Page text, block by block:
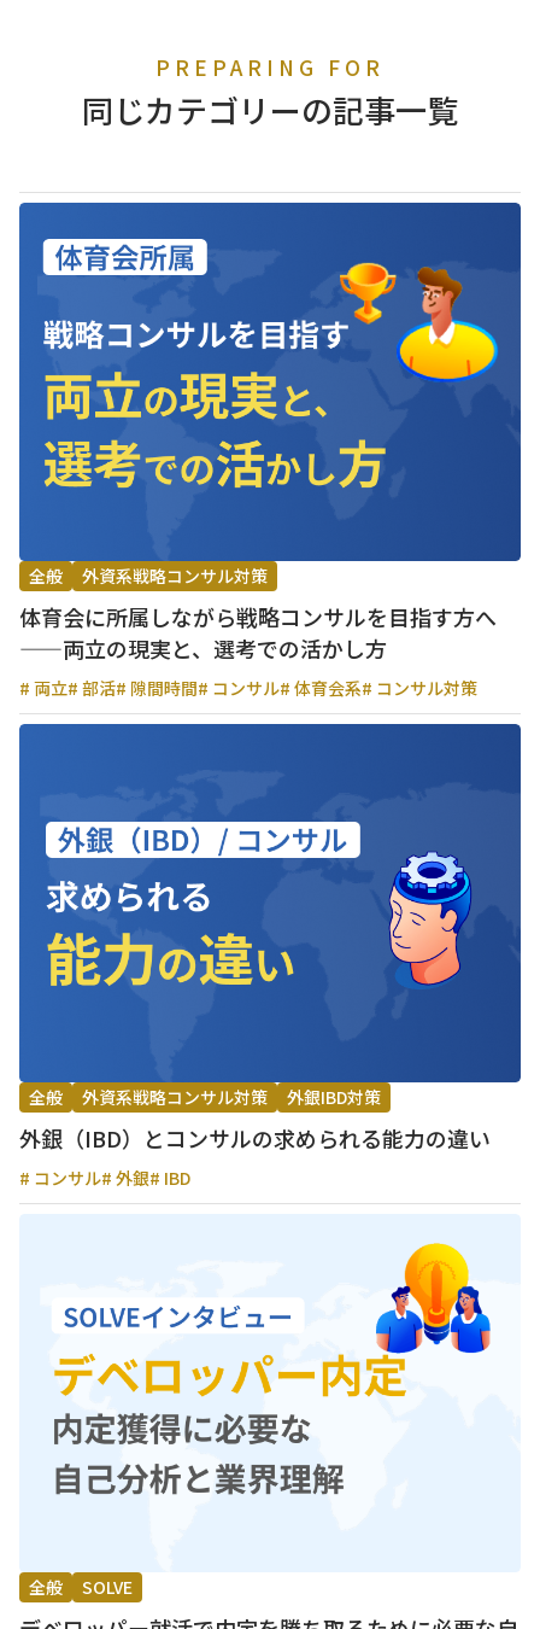
PREPARING FOR
同じカテゴリーの記事一覧
全般 外資系戦略コンサル対策
体育会に所属しながら戦略コンサルを目指す方へ
——両立の現実と、選考での活かし方
# 両立# 部活# 隙間時間# コンサル# 体育会系# コンサル対策
全般 外資系戦略コンサル対策 外銀IBD対策
外銀（IBD）とコンサルの求められる能力の違い
# コンサル# 外銀# IBD
全般 SOLVE